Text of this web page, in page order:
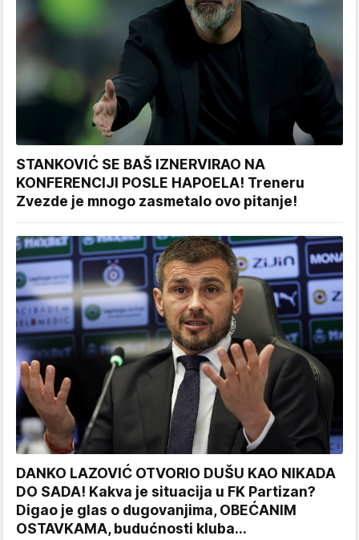
STANKOVIĆ SE BAŠ IZNERVIRAO NA
KONFERENCIJI POSLE HAPOELA! Treneru
Zvezde je mnogo zasmetalo ovo pitanje!
DANKO LAZOVIĆ OTVORIO DUŠU KAO NIKADA
DO SADA! Kakva je situacija u FK Partizan?
Digao je glas o dugovanjima, OBEĆANIM
OSTAVKAMA, budućnosti kluba...